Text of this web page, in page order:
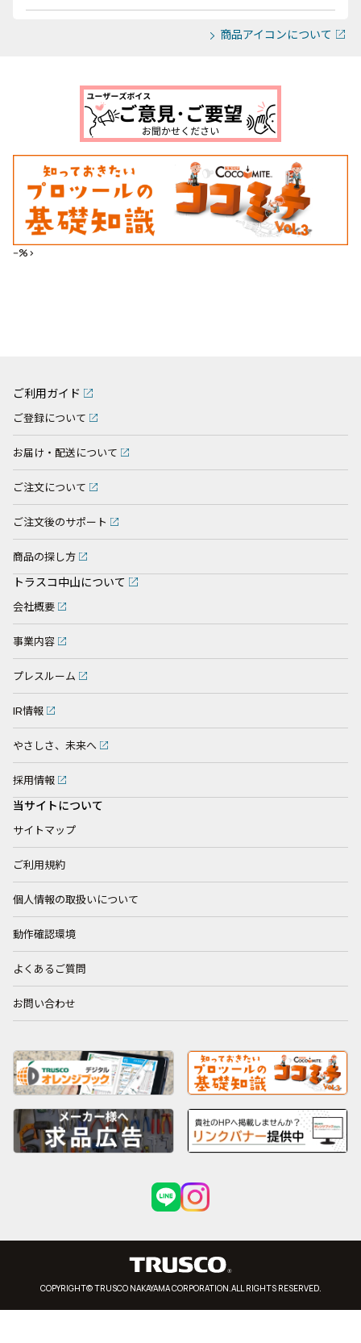
商品アイコンについて
--%>
ご利用ガイド
ご登録について
お届け・配送について
ご注文について
ご注文後のサポート
商品の探し方
トラスコ中山について
会社概要
事業内容
プレスルーム
IR情報
やさしさ、未来へ
採用情報
当サイトについて
サイトマップ
ご利用規約
個人情報の取扱いについて
動作確認環境
よくあるご質問
お問い合わせ
COPYRIGHT© TRUSCO NAKAYAMA CORPORATION.ALL RIGHTS RESERVED.